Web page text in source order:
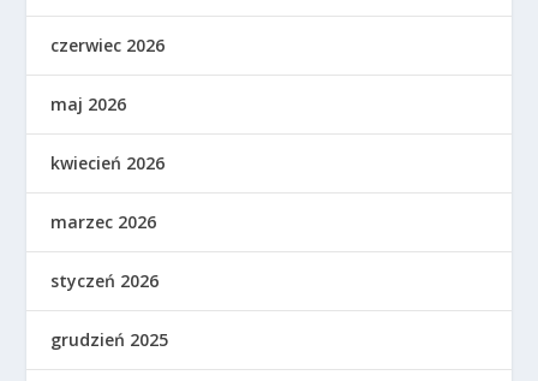
czerwiec 2026
maj 2026
kwiecień 2026
marzec 2026
styczeń 2026
grudzień 2025